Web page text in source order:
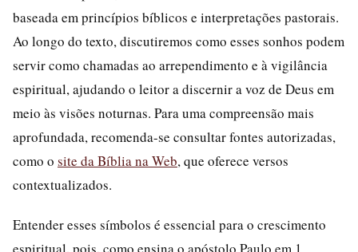
baseada em princípios bíblicos e interpretações pastorais.
Ao longo do texto, discutiremos como esses sonhos podem
servir como chamadas ao arrependimento e à vigilância
espiritual, ajudando o leitor a discernir a voz de Deus em
meio às visões noturnas. Para uma compreensão mais
aprofundada, recomenda-se consultar fontes autorizadas,
como o site da Bíblia na Web, que oferece versos
contextualizados.
Entender esses símbolos é essencial para o crescimento